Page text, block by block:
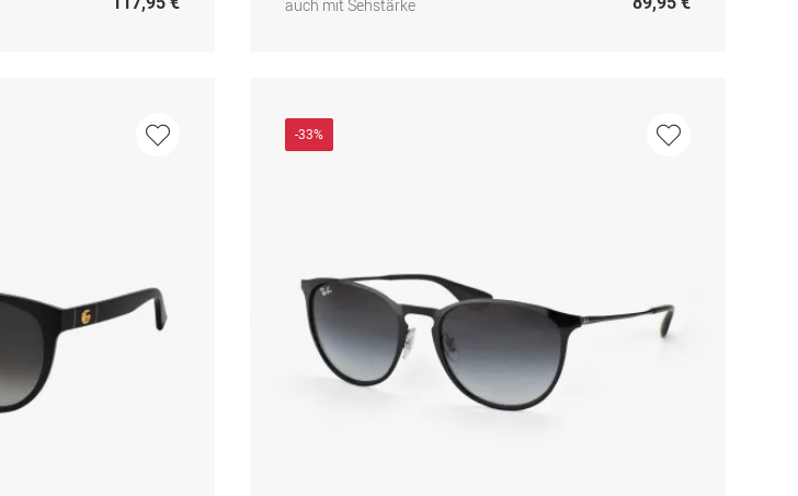
auch mit Sehstärke
-33%